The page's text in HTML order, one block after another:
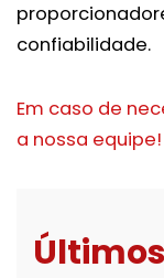
confiabilidade.
Em caso de
a nossa equipe!